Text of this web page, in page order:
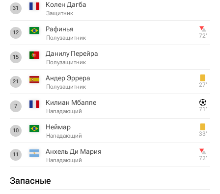
31 Колен Дагба
Защитник
12 Рафинья
Полузащитник 72‎’‎
15 Данилу Перейра
Полузащитник
21 Андер Эррера
Полузащитник 27‎’‎
7 Килиан Мбаппе
Нападающий 71‎’‎
10 Неймар
Нападающий 33‎’‎
11 Анхель Ди Мария
Нападающий 72‎’‎
Запасные